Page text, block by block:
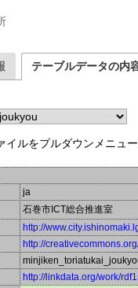
テーブルデータの内
イルをプルダウンメニュ
ja
石巻市ICT総合推進室
http://
http://
http://linkdata.org/work/